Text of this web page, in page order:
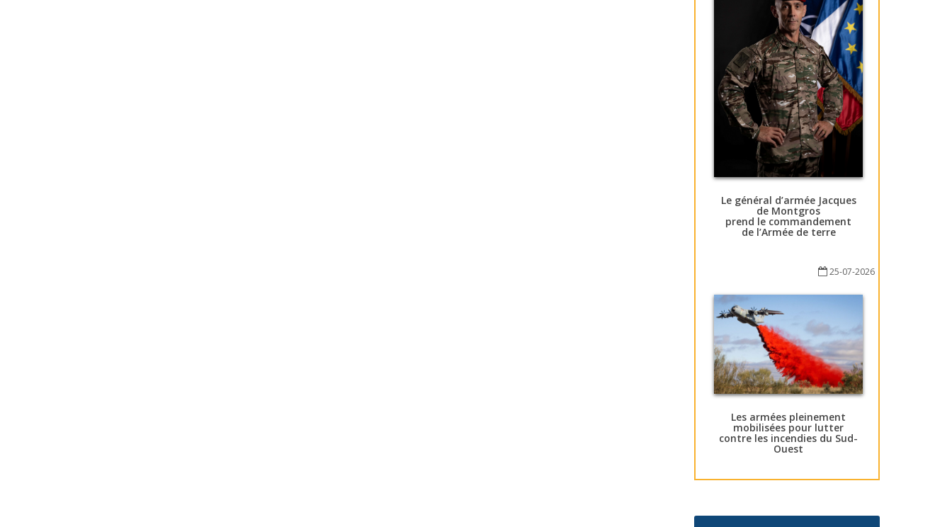
Le général d’armée Jacques
de Montgros
prend le commandement
de l’Armée de terre
25-07-2026
Les armées pleinement
mobilisées pour lutter
contre les incendies du Sud-
Ouest